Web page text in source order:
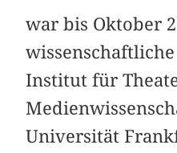
war bis Oktober
Institut für
Universität